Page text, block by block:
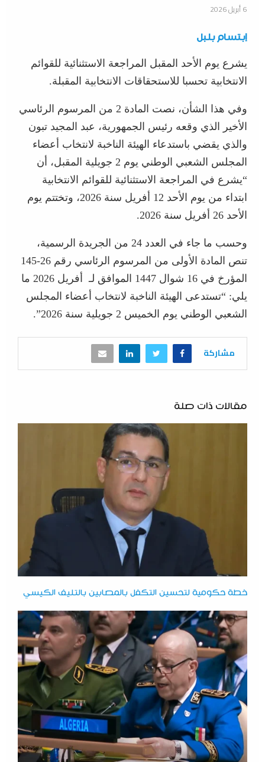
6 أبريل 2026
إبتسام بلبل
يشرع يوم الأحد المقبل المراجعة الاستثنائية للقوائم
الانتخابية تحسبا للاستحقاقات الانتخابية المقبلة.
وفي هذا الشأن، نصت المادة 2 من المرسوم الرئاسي
الأخير الذي وقعه رئيس الجمهورية، عبد المجيد تبون
والذي يقضي باستدعاء الهيئة الناخبة لانتخاب أعضاء
المجلس الشعبي الوطني يوم 2 جويلية المقبل، أن
“يشرع في المراجعة الاستثنائية للقوائم الانتخابية
ابتداء من يوم الأحد 12 أفريل سنة 2026، وتختتم يوم
الأحد 26 أفريل سنة 2026.
وحسب ما جاء في العدد 24 من الجريدة الرسمية،
تنص المادة الأولى من المرسوم الرئاسي رقم 26-145
المؤرخ في 16 شوال 1447 الموافق لـ أفريل 2026 ما
يلي: “تستدعى الهيئة الناخبة لانتخاب أعضاء المجلس
الشعبي الوطني يوم الخميس 2 جويلية سنة 2026”.
مشاركة
مقالات ذات صلة
خطة حكومية لتحسين التكفل بالمصابين بالتليف الكيسي